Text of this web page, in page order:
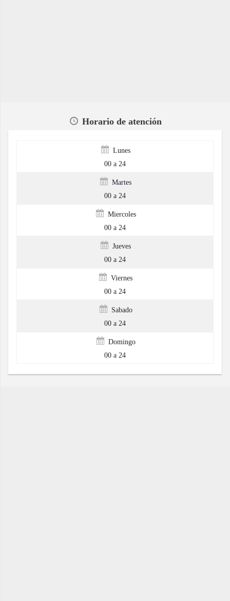
Horario de atención
Lunes
00 a 24
Martes
00 a 24
Miercoles
00 a 24
Jueves
00 a 24
Viernes
00 a 24
Sabado
00 a 24
Domingo
00 a 24